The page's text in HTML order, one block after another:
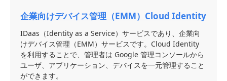
企業向けデバイス管理（EMM）Cloud Identity
IDaas（Identity as a Service）サービスであり、企業向
けデバイス管理（EMM）サービスです。Cloud Identity
を利用することで、管理者は Google 管理コンソールから
ユーザ、アプリケーション、デバイスを一元管理すること
ができます。